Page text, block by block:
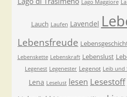
Lago Maggiore
Lauch Laufen Lavendel
Lebensfreude
Lebenskette Lebenskraft Lebenslust
Legenest Legenester Legenot Leib und
Lena Leselust lesen Lesestoff